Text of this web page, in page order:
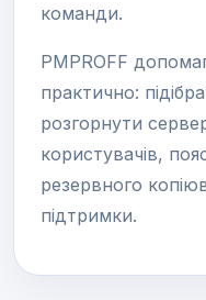
команди.
PMPROFF
практично:
розгорнути
користувачів,
резервного
підтримки.